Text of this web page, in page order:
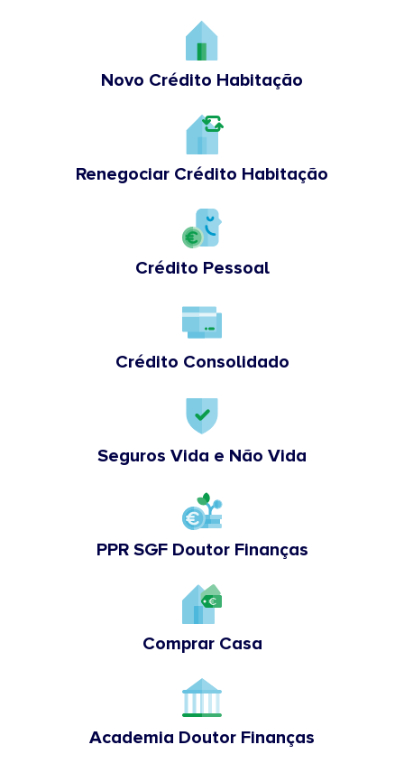
Novo Crédito Habitação
Renegociar Crédito Habitação
Crédito Pessoal
Crédito Consolidado
Seguros Vida e Não Vida
PPR SGF Doutor Finanças
Comprar Casa
Academia Doutor Finanças